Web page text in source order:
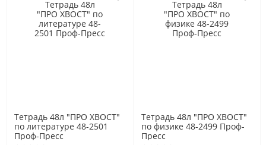
Тетрадь 48л "ПРО ХВОСТ"
по литературе 48-2501
Проф-Пресс
Тетрадь 48л "ПРО ХВОСТ"
по физике 48-2499 Проф-
Пресс